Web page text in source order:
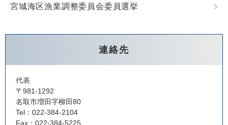
宮城海区漁業調整委員会委員選挙
連絡先
代表
〒981-1292
名取市増田字柳田80
Tel：022-384-2104
Fax：022-384-5225